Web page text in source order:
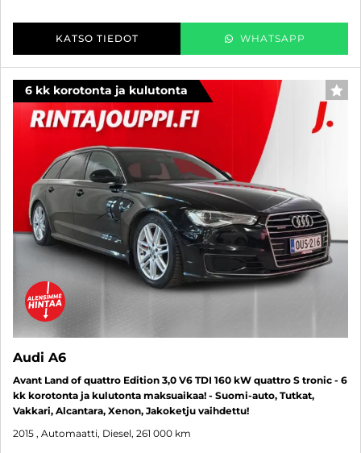
KATSO TIEDOT WHATSAPP
6 kk korotonta ja kulutonta
Audi A6
Avant Land of quattro Edition 3,0 V6 TDI 160 kW quattro S tronic - 6
kk korotonta ja kulutonta maksuaikaa! - Suomi-auto, Tutkat,
Vakkari, Alcantara, Xenon, Jakoketju vaihdettu!
2015 , Automaatti, Diesel, 261 000 km